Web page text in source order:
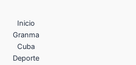
Inicio
Granma
Cuba
Deporte